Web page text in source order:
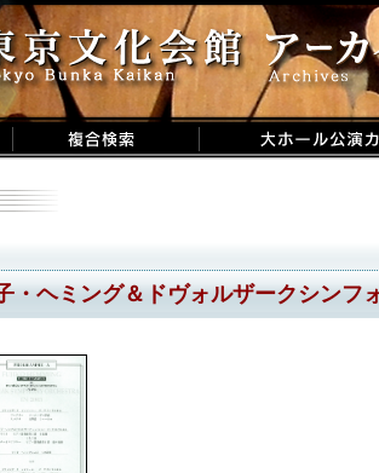
・ヘミング＆ドヴォルザークシンフ